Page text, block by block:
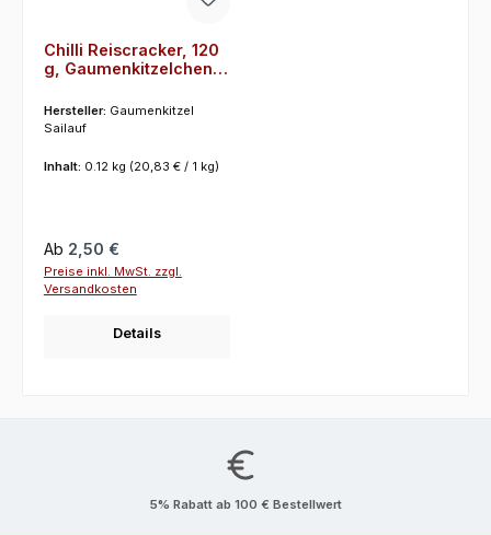
Chilli Reiscracker, 120
g, Gaumenkitzelchen -
Sailauf"
Hersteller: Gaumenkitzel
Sailauf
Inhalt: 0.12 kg (20,83 € / 1 kg)
Regulärer Preis:
Ab 2,50 €
Preise inkl. MwSt. zzgl.
Versandkosten
Details
5% Rabatt ab 100 € Bestellwert